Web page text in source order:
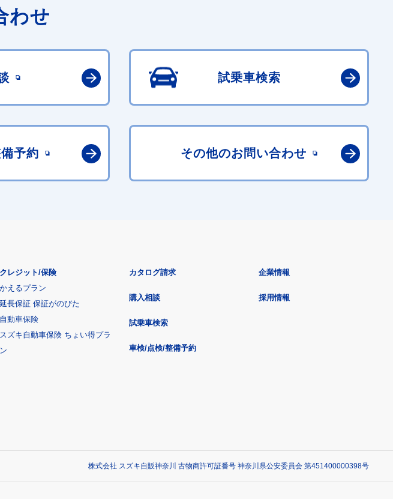
わせ
試乗車検索
予約 その他のお問い合わせ
クレジット/保険
かえるプラン
延長保証 保証がのびた
自動車保険
スズキ自動車保険 ちょい得プラ
ン
カタログ請求
購入相談
試乗車検索
車検/点検/整備予約
企業情報
採用情報
株式会社 スズキ自販神奈川 古物商許可証番号 神奈川県公安委員会 第451400000398号